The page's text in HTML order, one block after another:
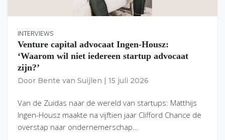
INTERVIEWS
Venture capital advocaat Ingen-Housz:
‘Waarom wil niet iedereen startup advocaat
zijn?’
Door Bente van Suijlen 15 juli 2026
Van de Zuidas naar de wereld van startups: Matthijs
Ingen-Housz maakte na vijftien jaar Clifford Chance de
overstap naar ondernemerschap…